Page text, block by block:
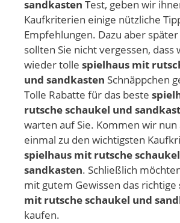
sandkasten Test, geben wir
Kaufkriterien einige nützliche
Empfehlungen. Dazu aber
sollten Sie nicht vergessen,
wieder tolle spielhaus mit
und sandkasten Schnäppchen
Tolle Rabatte für das beste
rutsche schaukel und
warten auf Sie. Kommen wir nun
einmal zu den wichtigsten
spielhaus mit rutsche
sandkasten. Schließlich
mit gutem Gewissen das richtige
mit rutsche schaukel und
kaufen.